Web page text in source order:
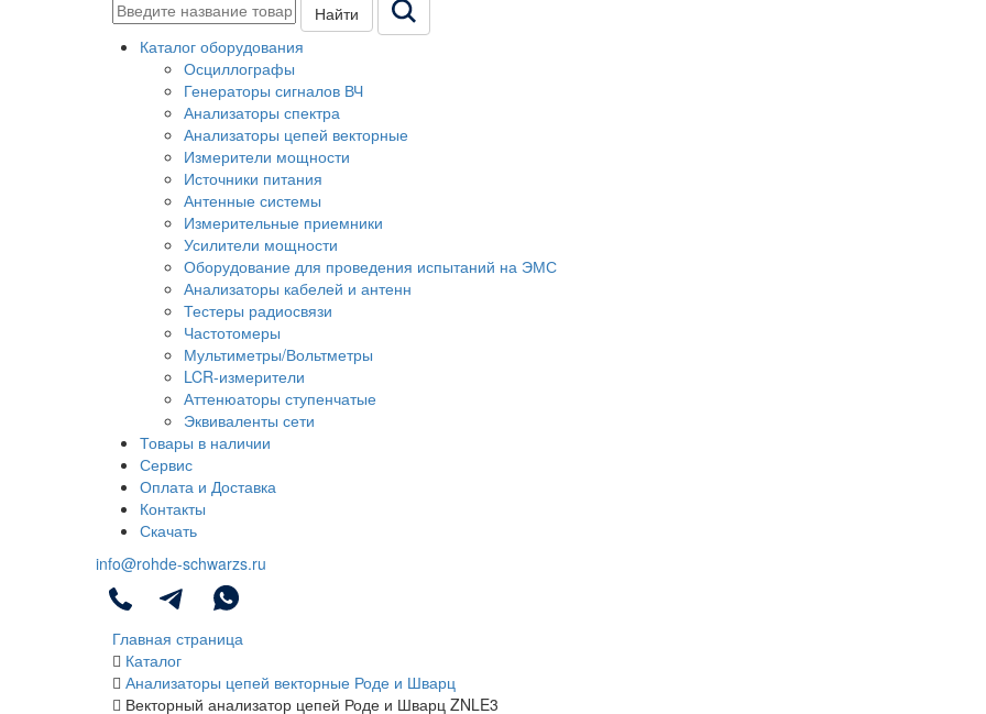
Найти
Каталог оборудования
Осциллографы
Генераторы сигналов ВЧ
Анализаторы спектра
Анализаторы цепей векторные
Измерители мощности
Источники питания
Антенные системы
Измерительные приемники
Усилители мощности
Оборудование для проведения испытаний на ЭМС
Анализаторы кабелей и антенн
Тестеры радиосвязи
Частотомеры
Мультиметры/Вольтметры
LCR-измерители
Аттенюаторы ступенчатые
Эквиваленты сети
Товары в наличии
Сервис
Оплата и Доставка
Контакты
Скачать
info@rohde-schwarzs.ru
Главная страница
Каталог
Анализаторы цепей векторные Роде и Шварц
Векторный анализатор цепей Роде и Шварц ZNLE3